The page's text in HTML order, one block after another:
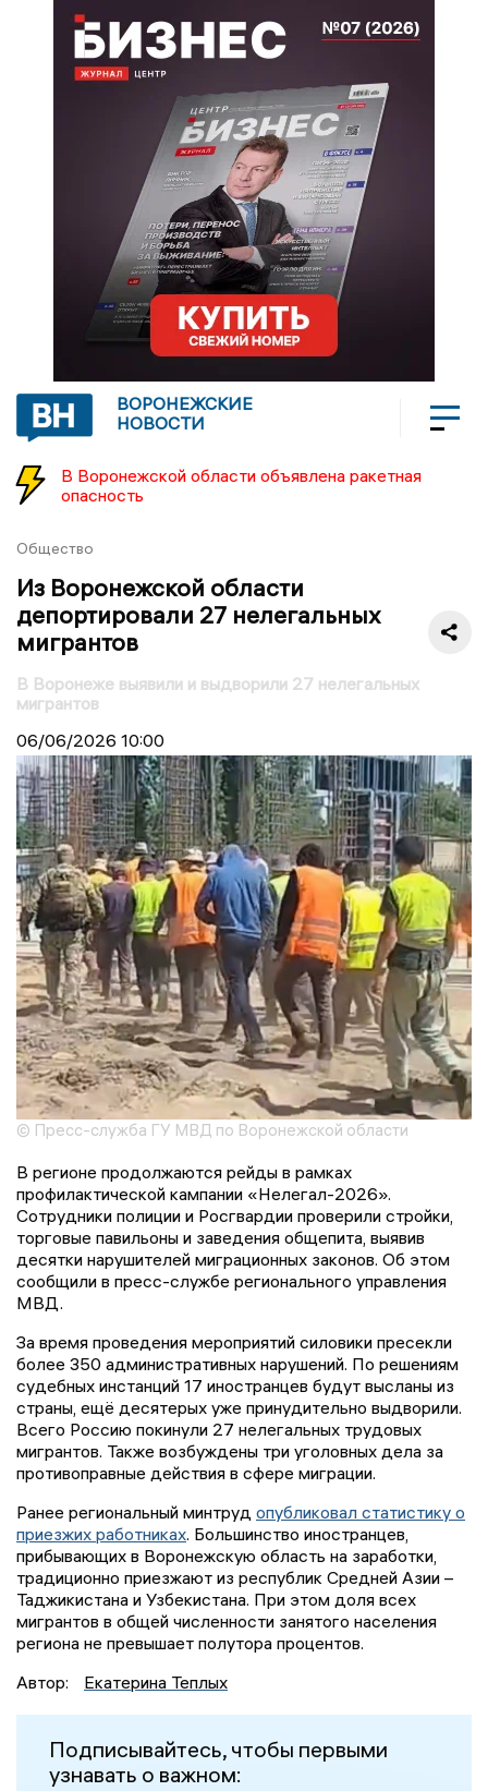
ВОРОНЕЖСКИЕ
НОВОСТИ
В Воронежской области объявлена ракетная
опасность
Общество
Из Воронежской области
депортировали 27 нелегальных
мигрантов
В Воронеже выявили и выдворили 27 нелегальных
мигрантов
06/06/2026 10:00
© Пресс-служба ГУ МВД по Воронежской области
В регионе продолжаются рейды в рамках
профилактической кампании «Нелегал-2026».
Сотрудники полиции и Росгвардии проверили стройки,
торговые павильоны и заведения общепита, выявив
десятки нарушителей миграционных законов. Об этом
сообщили в пресс-службе регионального управления
МВД.
За время проведения мероприятий силовики пресекли
более 350 административных нарушений. По решениям
судебных инстанций 17 иностранцев будут высланы из
страны, ещё десятерых уже принудительно выдворили.
Всего Россию покинули 27 нелегальных трудовых
мигрантов. Также возбуждены три уголовных дела за
противоправные действия в сфере миграции.
Ранее региональный минтруд опубликовал статистику о
приезжих работниках. Большинство иностранцев,
прибывающих в Воронежскую область на заработки,
традиционно приезжают из республик Средней Азии –
Таджикистана и Узбекистана. При этом доля всех
мигрантов в общей численности занятого населения
региона не превышает полутора процентов.
Автор:
Екатерина Теплых
Подписывайтесь, чтобы первыми
узнавать о важном: